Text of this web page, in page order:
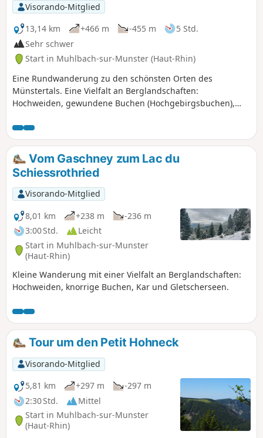
Visorando-Mitglied
13,14 km
+466 m -455 m
5 Std.
Sehr schwer
Start in Muhlbach-sur-Munster (Haut-Rhin)
Eine Rundwanderung zu den schönsten Orten des
Münstertals. Eine Vielfalt an Berglandschaften:
Hochweiden, gewundene Buchen (Hochgebirgsbuchen),
Gletschertäler: ein ganzes Konzentrat der Vogesen in einer
Wanderung. Ein Muss. Diese Route wird aufgrund des
Abschnitts vom (10) bis zum (13) als sehr schwierig
eingestuft. Sie ist absolut nicht geeignet für Anfänger,
Kinder, Gelegenheitswanderer oder Personen, die Hunde
mitführen.(!) Siehe auch praktische Informationen zu einer
offensichtlich gesperrten Passage.
Vom Gaschney zum Lac du
Schiessrothried
Visorando-Mitglied
8,01 km
+238 m
-236 m
3:00 Std.
Leicht
Start in Muhlbach-sur-Munster
(Haut-Rhin)
Kleine Wanderung mit einer Vielfalt an Berglandschaften:
Hochweiden, knorrige Buchen, Kar und Gletscherseen.
Tour um den Petit Hohneck
Visorando-Mitglied
5,81 km
+297 m
-297 m
2:30 Std.
Mittel
Start in Muhlbach-sur-Munster
(Haut-Rhin)